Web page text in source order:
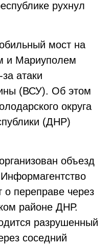
рухнул
мост на
и Мариуполем
атаки
(ВСУ). Об этом
округа
(ДНР)
объезд
о переправе через
районе ДНР.
разрушенный
соседний